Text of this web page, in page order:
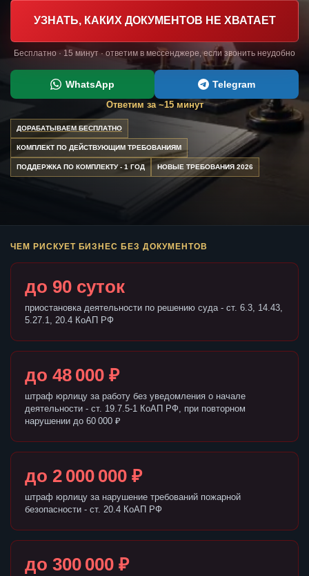
УЗНАТЬ, КАКИХ ДОКУМЕНТОВ НЕ ХВАТАЕТ
Бесплатно · 15 минут · ответим в мессенджере, если звонить неудобно
WhatsApp Telegram
Ответим за ~15 минут
ДОРАБАТЫВАЕМ БЕСПЛАТНО
КОМПЛЕКТ ПО ДЕЙСТВУЮЩИМ ТРЕБОВАНИЯМ
ПОДДЕРЖКА ПО КОМПЛЕКТУ - 1 ГОД НОВЫЕ ТРЕБОВАНИЯ 2026
ЧЕМ РИСКУЕТ БИЗНЕС БЕЗ ДОКУМЕНТОВ
до 90 суток
приостановка деятельности по решению суда - ст. 6.3, 14.43,
5.27.1, 20.4 КоАП РФ
до 48 000 ₽
штраф юрлицу за работу без уведомления о начале
деятельности - ст. 19.7.5-1 КоАП РФ, при повторном
нарушении до 60 000 ₽
до 2 000 000 ₽
штраф юрлицу за нарушение требований пожарной
безопасности - ст. 20.4 КоАП РФ
до 300 000 ₽